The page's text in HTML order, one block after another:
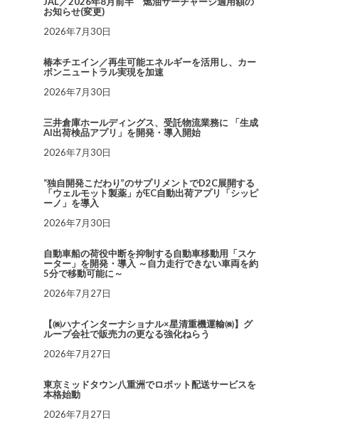
お知らせ(変更)
2026年7月30日
椿本チエイン／再生可能エネルギーを活用し、カー
ボンニュートラル実現を加速
2026年7月30日
三井倉庫ホールディングス、受託物流業務に 「生成
AI出荷検品アプリ」を開発・導入開始
2026年7月30日
“独自開発こだわり”のサプリメントでD2C展開する
「ウェルモット製薬」がEC自動出荷アプリ「シッピ
ーノ」を導入
2026年7月30日
自動車船の荷役中断を抑制する自動車移動用「スケ
ーター」を開発・導入 ～自力走行できない車両を約
5分で移動可能に～
2026年7月27日
【㈱ハナインターナショナル×星清重機運輸㈱】グ
ループ会社で販売力の更なる強化ねらう
2026年7月27日
東京ミッドタウン八重洲でロボット配送サービスを
本格始動
2026年7月27日